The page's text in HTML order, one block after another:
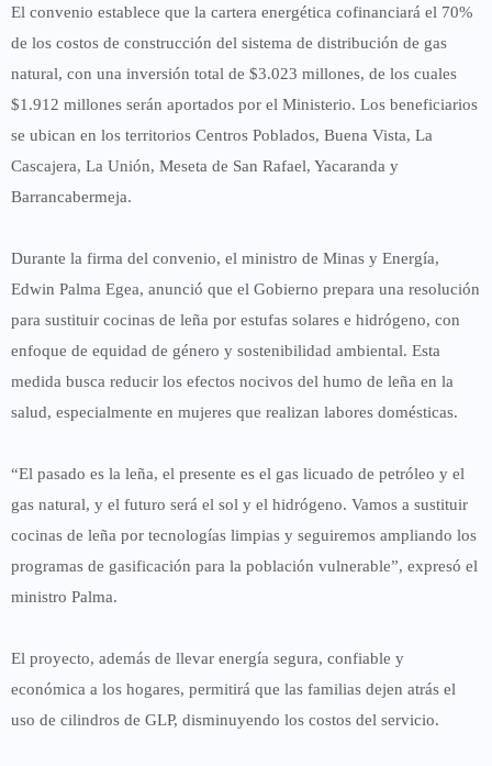
El convenio establece que la cartera energética cofinanciará el 70%
de los costos de construcción del sistema de distribución de gas
natural, con una inversión total de $3.023 millones, de los cuales
$1.912 millones serán aportados por el Ministerio. Los beneficiarios
se ubican en los territorios Centros Poblados, Buena Vista, La
Cascajera, La Unión, Meseta de San Rafael, Yacaranda y
Barrancabermeja.
Durante la firma del convenio, el ministro de Minas y Energía,
Edwin Palma Egea, anunció que el Gobierno prepara una resolución
para sustituir cocinas de leña por estufas solares e hidrógeno, con
enfoque de equidad de género y sostenibilidad ambiental. Esta
medida busca reducir los efectos nocivos del humo de leña en la
salud, especialmente en mujeres que realizan labores domésticas.
“El pasado es la leña, el presente es el gas licuado de petróleo y el
gas natural, y el futuro será el sol y el hidrógeno. Vamos a sustituir
cocinas de leña por tecnologías limpias y seguiremos ampliando los
programas de gasificación para la población vulnerable”, expresó el
ministro Palma.
El proyecto, además de llevar energía segura, confiable y
económica a los hogares, permitirá que las familias dejen atrás el
uso de cilindros de GLP, disminuyendo los costos del servicio.